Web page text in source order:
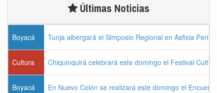
Últimas Noticias
Boyacá Tunja albergará el Simposio Regional en Asfixia
Cultura Chiquinquirá celebrará este domingo el Festival
Boyacá En Nuevo Colón se realizará este domingo el